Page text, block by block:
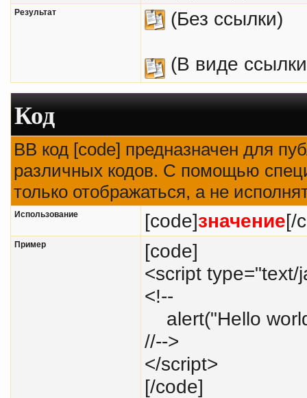
Результат (Без ссылки)
(В виде
Код
BB код [code] предназначен для
различных кодов. С помощью
только отображаться, а не
Использование [code]значение[/
Пример
[code]
<script type="text/
<!--
alert("Hello
//-->
</script>
[/code]